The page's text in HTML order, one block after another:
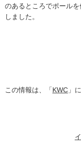
のあるところでポール
しました。
この情報は、「KWC 」